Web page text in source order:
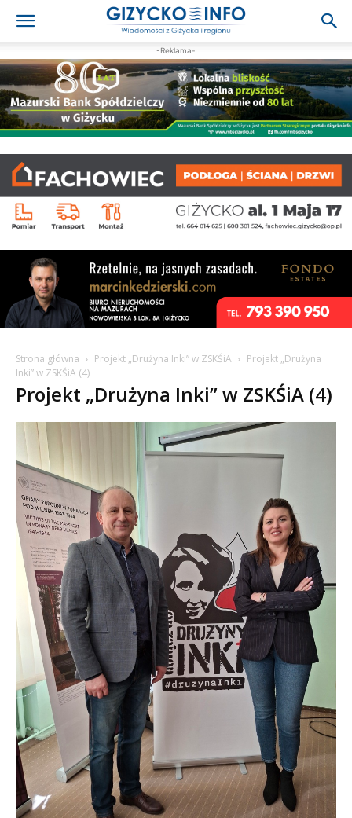
-Reklama-
Strona główna Projekt „Drużyna Inki” w ZSKŚiA
Projekt „Drużyna
Inki” w ZSKŚiA (4)
Projekt „Drużyna Inki” w ZSKŚiA (4)